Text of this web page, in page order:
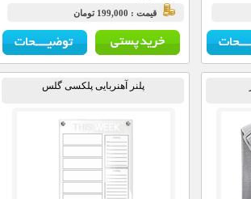
قيمت : 199,000 تومان
پلنر آهنربایی پلکسی گلس